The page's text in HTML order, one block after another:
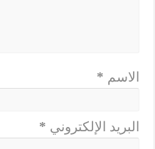
الاسم *
البريد الإلكتروني *